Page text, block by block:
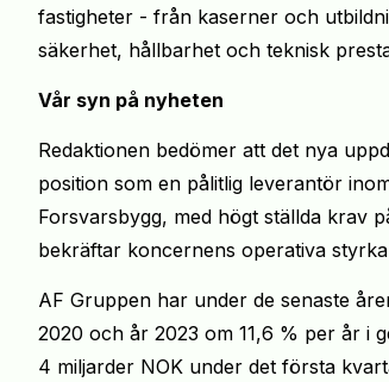
fastigheter - från kaserner och
säkerhet, hållbarhet och teknisk
Vår syn på nyheten
Redaktionen bedömer att det nya
position som en pålitlig leverantör
Forsvarsbygg, med högt ställda krav
bekräftar koncernens operativa
AF Gruppen har under de senaste
2020 och år 2023 om 11,6 % per år i
4 miljarder NOK under det första